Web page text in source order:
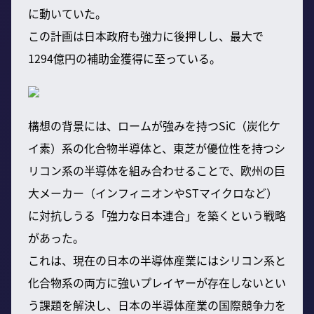
に動いていた。
この計画は日本政府も強力に後押しし、最大で
1294億円の補助金獲得に至っている。
構想の背景には、ロームが強みを持つSiC（炭化ケ
イ素）系の化合物半導体と、東芝が優位性を持つシ
リコン系の半導体を組み合わせることで、欧州の巨
大メーカー（インフィニオンやSTマイクロなど）
に対抗しうる「強力な日本連合」を築くという戦略
があった。
これは、現在の日本の半導体産業にはシリコン系と
化合物系の両方に強いプレイヤーが存在しないとい
う課題を解決し、日本の半導体産業の国際競争力を